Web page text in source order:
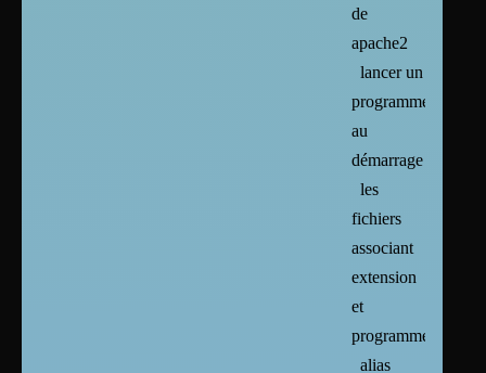
de
apache2
lancer un
programme
au
démarrage
les
fichiers
associant
extension
et
programmes
alias